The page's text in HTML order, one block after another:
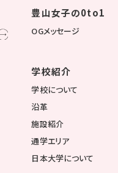
豊山女子の0to1
OGメッセージ
学校紹介
学校について
沿革
施設紹介
通学エリア
日本大学について